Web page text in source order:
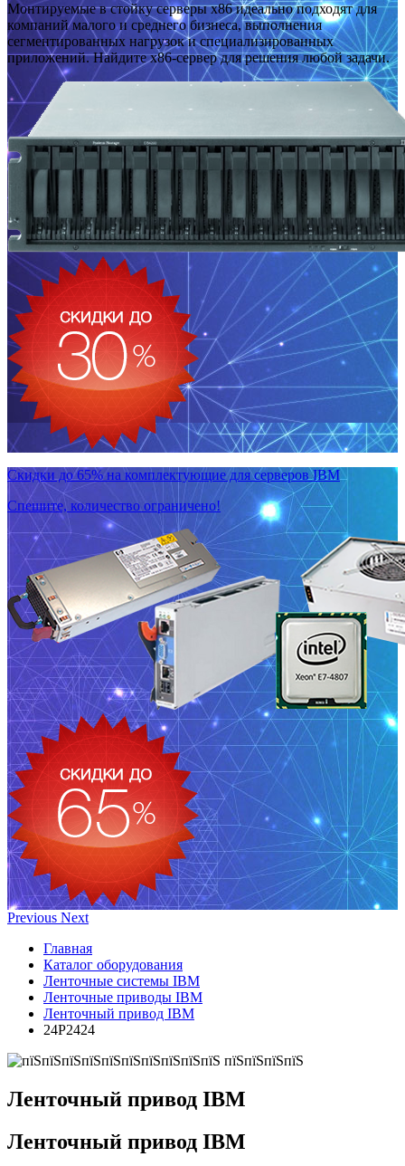
Монтируемые в стойку серверы x86 идеально подходят для
компаний малого и среднего бизнеса, выполнения
сегментированных нагрузок и специализированных
приложений. Найдите x86-сервер для решения любой задачи.
Скидки до 65% на комплектующие для серверов IBM
Спешите, количество ограничено!
Previous Next
Главная
Каталог оборудования
Ленточные системы IBM
Ленточные приводы IBM
Ленточный привод IBM
24P2424
Ленточный привод IBM
Ленточный привод IBM